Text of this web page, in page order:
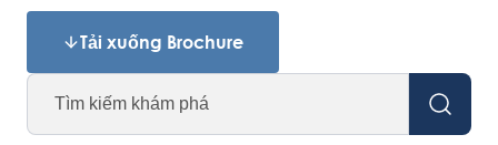
Tải xuống Brochure